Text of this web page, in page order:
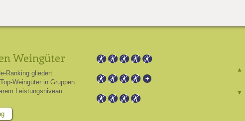
Weingüter
Ranking gliedert
Weingüter in Gruppen
Leistungsniveau.